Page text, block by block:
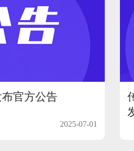
官方公告
2025-07-01